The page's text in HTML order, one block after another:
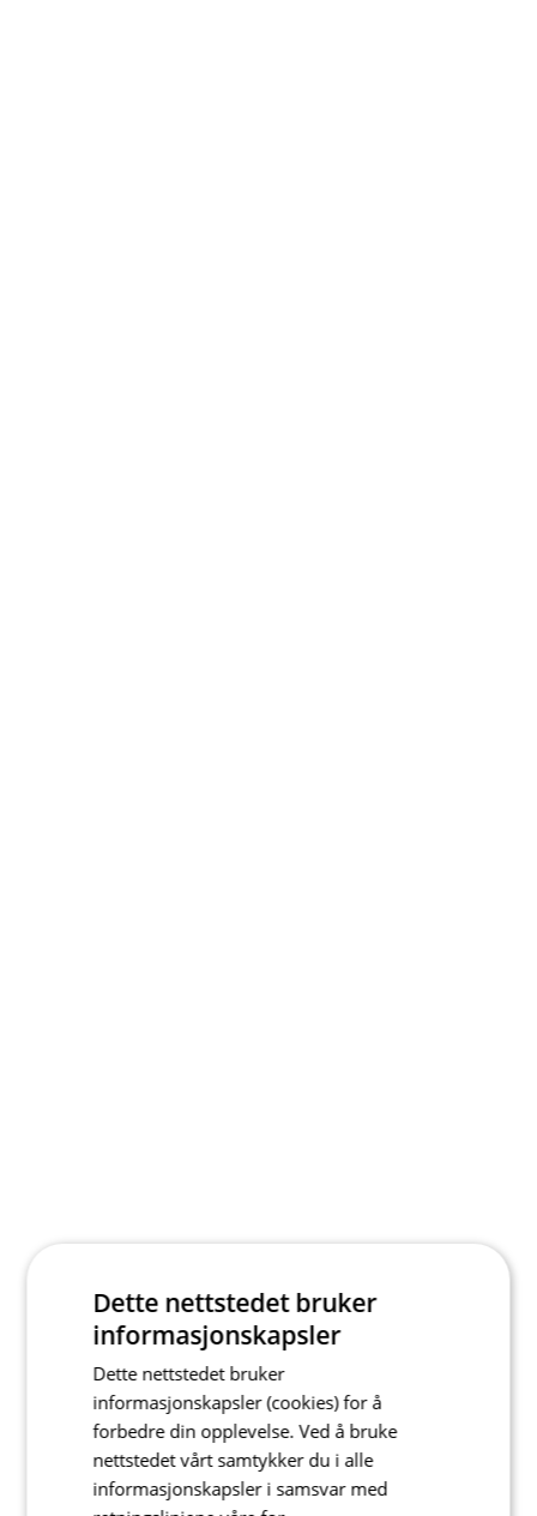
Dette nettstedet bruker
informasjonskapsler
Dette nettstedet bruker
informasjonskapsler (cookies) for å
forbedre din opplevelse. Ved å bruke
nettstedet vårt samtykker du i alle
informasjonskapsler i samsvar med